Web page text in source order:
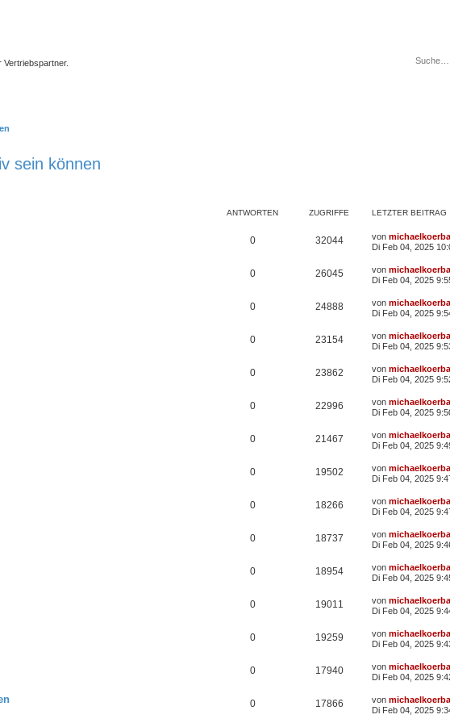
sein können
ANTWORTEN ZUGRIFFE LETZTER BEITRAG
0 32044 von
Di Feb 04, 2025
0 26045 von
Di Feb 04, 2025
0 24888 von
Di Feb 04, 2025
0 23154 von
Di Feb 04, 2025
0 23862 von
Di Feb 04, 2025
0 22996 von
Di Feb 04, 2025
0 21467 von
Di Feb 04, 2025
0 19502 von
Di Feb 04, 2025
0 18266 von
Di Feb 04, 2025
0 18737 von
Di Feb 04, 2025
0 18954 von
Di Feb 04, 2025
0 19011 von
Di Feb 04, 2025
0 19259 von
Di Feb 04, 2025
0 17940 von
Di Feb 04, 2025
0 17866 von
Di Feb 04, 2025